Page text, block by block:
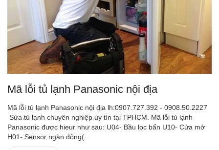
Mã lỗi tủ lạnh Panasonic nội địa
Mã lỗi tủ lạnh Panasonic nội địa lh:0907.727.392 - 0908.50.2227
Sửa tủ lạnh chuyên nghiệp uy tín tại TPHCM. Mã lỗi tủ lạnh
Panasonic được hieur như sau: U04- Bầu lọc bẩn U10- Cửa mở
H01- Sensor ngăn đông(...